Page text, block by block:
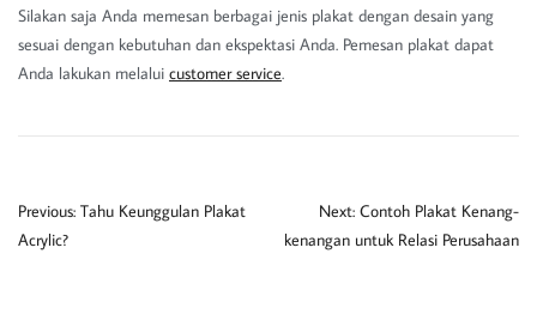
Silakan saja Anda memesan berbagai jenis plakat dengan desain yang
sesuai dengan kebutuhan dan ekspektasi Anda. Pemesan plakat dapat
Anda lakukan melalui customer service.
Previous: Tahu Keunggulan Plakat
Acrylic?
Next: Contoh Plakat Kenang-
kenangan untuk Relasi Perusahaan